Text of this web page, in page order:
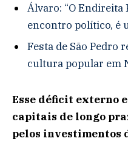
Álvaro: “O Endireita
encontro político, é
Festa de São Pedro
cultura popular em
Esse déficit externo
capitais de longo
pelos investimentos